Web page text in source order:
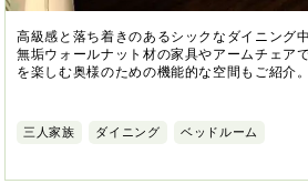
高級感と落ち着きのあるシックなダイニング
無垢ウォールナット材の家具やアームチェア
を楽しむ奥様のための機能的な空間もご紹介。
三人家族 ダイニング ベッドルーム